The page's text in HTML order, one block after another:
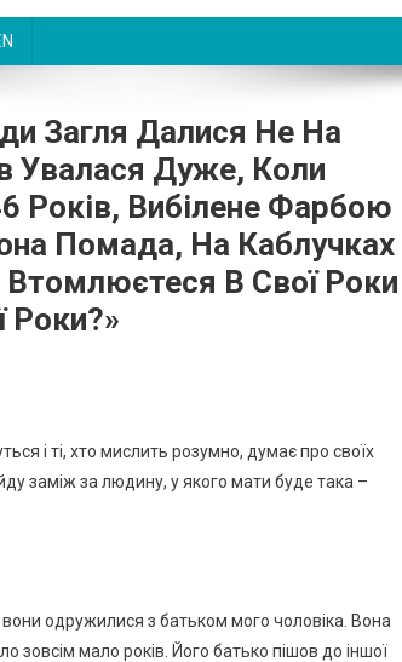
Загля Далися Не На
Увалася Дуже, Коли
Років, Вибілене Фарбою
Помада, На Каблучках
Втомлюєтеся В Свої Роки
Роки?»
і ті, хто мислить розумно, думає про своїх
заміж за людину, у якого мати буде така –
вони одружилися з батьком мого чоловіка. Вона
зовсім мало років. Його батько пішов до іншої